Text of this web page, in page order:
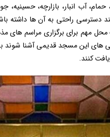
آب انبار، بازارچه،
دسترسی راحتی به آن ها داشته
محل مهم برای برگزاری مراسم
های این مسجد قدیمی آشنا شوند
کنند.